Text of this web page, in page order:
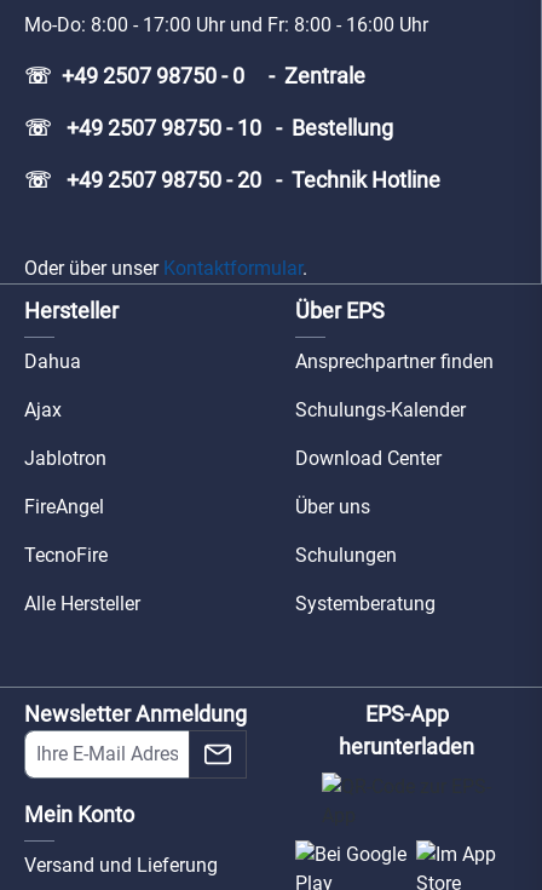
Mo-Do: 8:00 - 17:00 Uhr und Fr: 8:00 - 16:00 Uhr
☏ +49 2507 98750 - 0 - Zentrale
☏ +49 2507 98750 - 10 - Bestellung
☏ +49 2507 98750 - 20 - Technik Hotline
Oder über unser Kontaktformular.
Hersteller
Dahua
Ajax
Jablotron
FireAngel
TecnoFire
Alle Hersteller
Über EPS
Ansprechpartner finden
Schulungs-Kalender
Download Center
Über uns
Schulungen
Systemberatung
Newsletter Anmeldung
Mein Konto
Versand und Lieferung
EPS-App
herunterladen